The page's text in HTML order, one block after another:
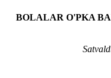
BOLALAR O'PKA